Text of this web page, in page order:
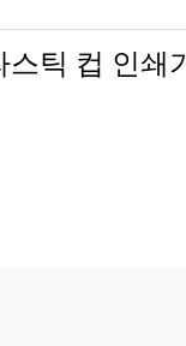
틱 컵 인쇄기